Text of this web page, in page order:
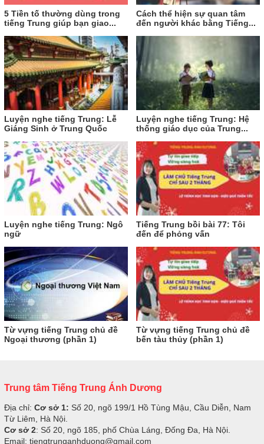
5 Tiền tố thường dùng trong
tiếng Trung giúp bạn giao...
Cách thể hiện sự quan tâm
đến người khác bằng Tiếng...
Luyện nghe tiếng Trung: Lễ
Giáng Sinh ở Trung Quốc
Luyện nghe tiếng Trung: Hệ
thống giáo dục của Trung...
Luyện nghe tiếng Trung: Ngô
ngữ
Tiếng Trung bồi bài 77: Tôi
đến để phỏng vấn
Từ vựng tiếng Trung chủ đề
Ngoại thương (phần 1)
Từ vựng tiếng Trung chủ đề
bến tàu thủy (phần 1)
Trung tâm Tiếng Trung Ánh Dương
Địa chỉ: Cơ sở 1: Số 20, ngõ 199/1 Hồ Tùng Mậu, Cầu Diễn, Nam
Từ Liêm, Hà Nội.
Cơ sở 2: Số 20, ngõ 185, phố Chùa Láng, Đống Đa, Hà Nội.
Email: tiengtrunganhduong@gmail.com